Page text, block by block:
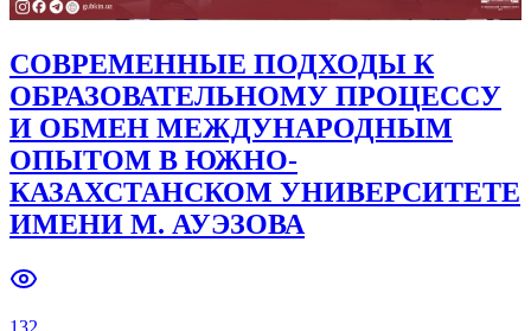
В ФИЛИАЛЕ СТАРТОВАЛ ДЕНЬ
ОТКРЫТЫХ ДВЕРЕЙ